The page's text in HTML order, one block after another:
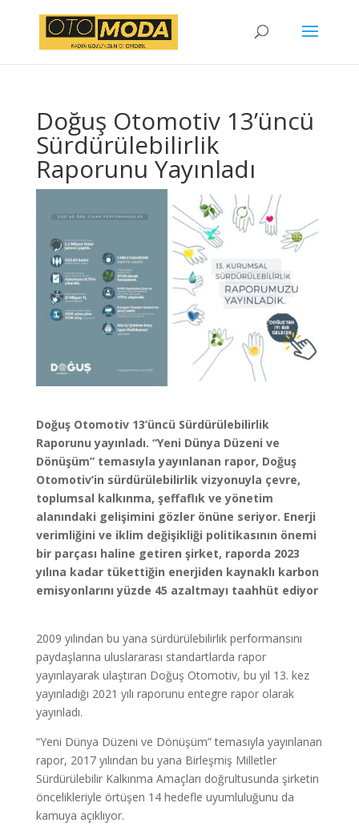
Doğuş Otomotiv 13’üncü
Sürdürülebilirlik
Raporunu Yayınladı
Doğuş Otomotiv 13’üncü Sürdürülebilirlik
Raporunu yayınladı. “Yeni Dünya Düzeni ve
Dönüşüm” temasıyla yayınlanan rapor, Doğuş
Otomotiv’in sürdürülebilirlik vizyonuyla çevre,
toplumsal kalkınma, şeffaflık ve yönetim
alanındaki gelişimini gözler önüne seriyor. Enerji
verimliğini ve iklim değişikliği politikasının önemi
bir parçası haline getiren şirket, raporda 2023
yılına kadar tükettiğin enerjiden kaynaklı karbon
emisyonlarını yüzde 45 azaltmayı taahhüt ediyor
2009 yılından bu yana sürdürülebilirlik performansını
paydaşlarına uluslararası standartlarda rapor
yayınlayarak ulaştıran Doğuş Otomotiv, bu yıl 13. kez
yayınladığı 2021 yılı raporunu entegre rapor olarak
yayınladı.
“Yeni Dünya Düzeni ve Dönüşüm” temasıyla yayınlanan
rapor, 2017 yılından bu yana Birleşmiş Milletler
Sürdürülebilir Kalkınma Amaçları doğrultusunda şirketin
öncelikleriyle örtüşen 14 hedefle uyumluluğunu da
kamuya açıklıyor.